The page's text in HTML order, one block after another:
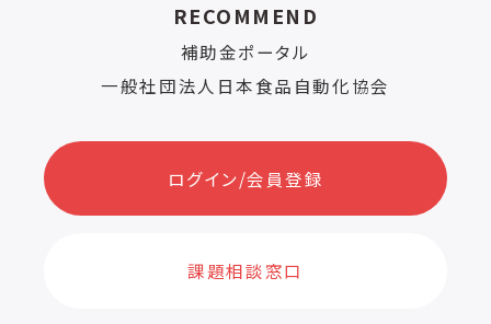
RECOMMEND
補助金ポータル
一般社団法人日本食品自動化協会
ログイン/会員登録
課題相談窓口